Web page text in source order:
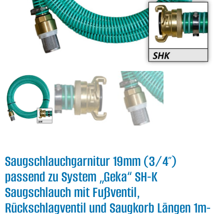
Saugschlauchgarnitur 19mm (3/4″)
passend zu System „Geka“ SH-K
Saugschlauch mit Fußventil,
Rückschlagventil und Saugkorb Längen 1m-